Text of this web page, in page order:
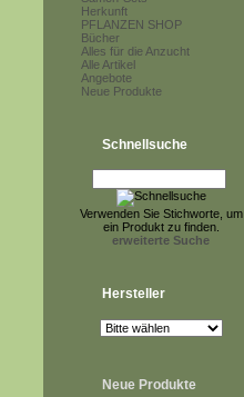
Herkunft
PFLANZEN SHOP
Bücher
Alles für die Anzucht
Alle Artikel
Angebote
Neue Produkte
Schnellsuche
Verwenden Sie Stichworte, um
ein Produkt zu finden.
erweiterte Suche
Hersteller
Neue Produkte